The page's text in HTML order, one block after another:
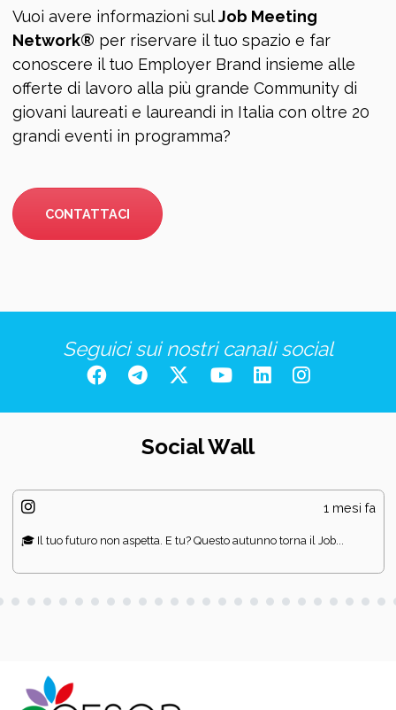
Vuoi avere informazioni sulJob Meeting
Network® per riservare il tuo spazio e far
conoscere il tuo Employer Brand insieme alle
offerte di lavoro alla più grande Community di
giovani laureati e laureandi in Italia con oltre 20
grandi eventi in programma?
CONTATTACI
Seguici sui nostri canali social
Social Wall
1 mesi fa
🎓 Il tuo futuro non aspetta. E tu? Questo autunno torna il Job...